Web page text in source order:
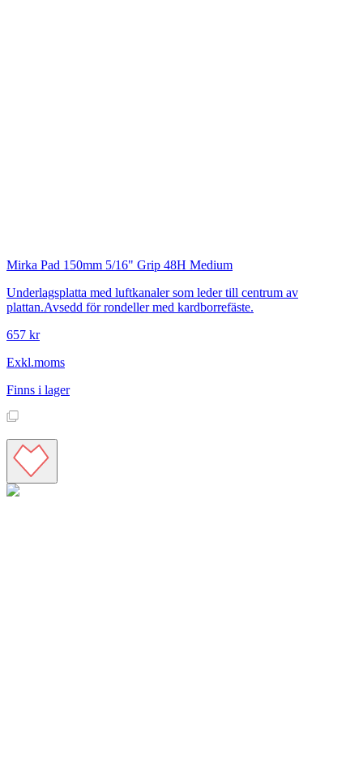
Mirka Pad 150mm 5/16" Grip 48H Medium
Underlagsplatta med luftkanaler som leder till centrum av
plattan.Avsedd för rondeller med kardborrefäste.
657 kr
Exkl.moms
Finns i lager